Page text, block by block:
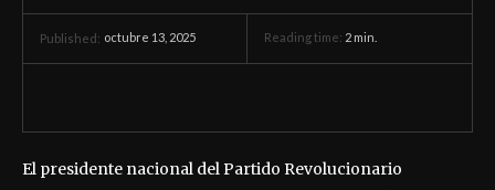
Published: octubre 13, 2025 Reading time: 2 min.
El presidente nacional del Partido Revolucionario